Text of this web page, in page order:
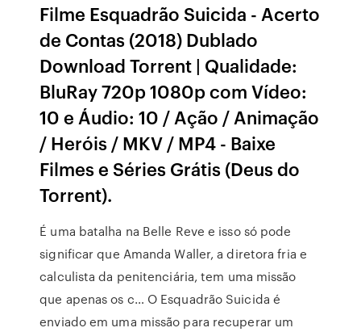
Filme Esquadrão Suicida - Acerto
de Contas (2018) Dublado
Download Torrent | Qualidade:
BluRay 720p 1080p com Vídeo:
10 e Áudio: 10 / Ação / Animação
/ Heróis / MKV / MP4 - Baixe
Filmes e Séries Grátis (Deus do
Torrent).
É uma batalha na Belle Reve e isso só pode
significar que Amanda Waller, a diretora fria e
calculista da penitenciária, tem uma missão
que apenas os c… O Esquadrão Suicida é
enviado em uma missão para recuperar um